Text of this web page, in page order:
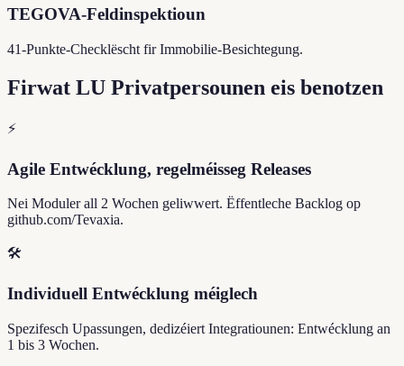
TEGOVA-Feldinspektioun
41-Punkte-Checklëscht fir Immobilie-Besichtegung.
Firwat LU Privatpersounen eis benotzen
⚡
Agile Entwécklung, regelméisseg Releases
Nei Moduler all 2 Wochen geliwwert. Ëffentleche Backlog op
github.com/Tevaxia.
🛠️
Individuell Entwécklung méiglech
Spezifesch Upassungen, dedizéiert Integratiounen: Entwécklung an
1 bis 3 Wochen.